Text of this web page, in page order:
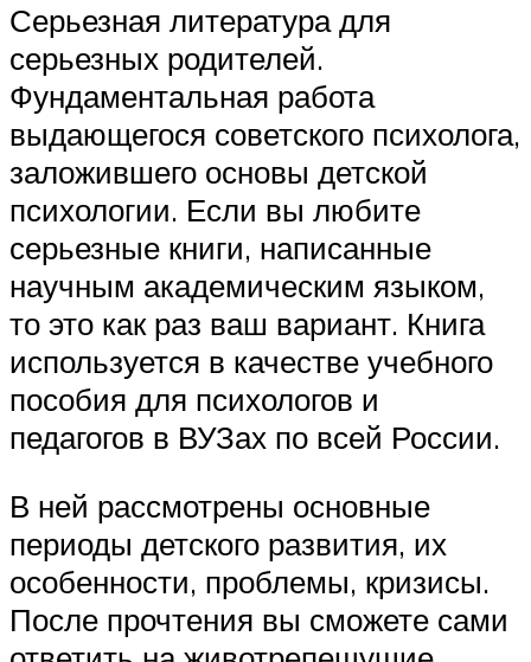
Серьезная литература для
серьезных родителей.
Фундаментальная работа
выдающегося советского психолога,
заложившего основы детской
психологии. Если вы любите
серьезные книги, написанные
научным академическим языком,
то это как раз ваш вариант. Книга
используется в качестве учебного
пособия для психологов и
педагогов в ВУЗах по всей России.
В ней рассмотрены основные
периоды детского развития, их
особенности, проблемы, кризисы.
После прочтения вы сможете сами